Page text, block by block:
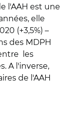
l'AAH est une
elle
(+3,5%) –
des MDPH
les
A l'inverse,
de l'AAH